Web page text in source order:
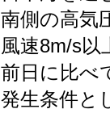
南側の高気
風速8m/s以
前日に比べ
発生条件と